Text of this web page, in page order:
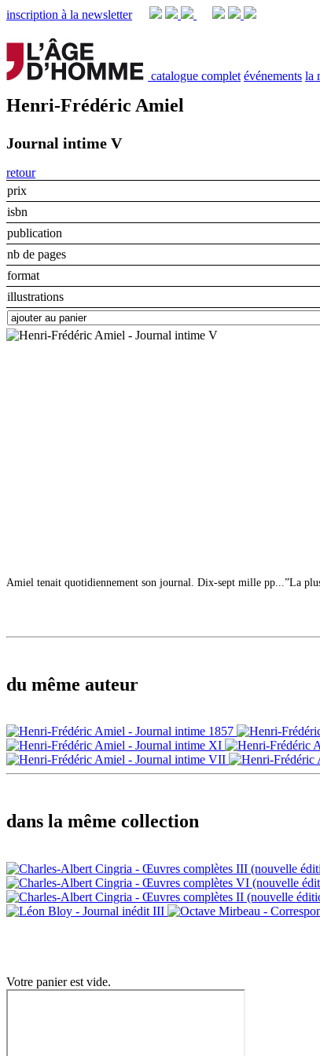
inscription à la newsletter
catalogue complet événements la
Henri-Frédéric Amiel
Journal intime V
retour
prix
isbn
publication
nb de pages
format
illustrations
Amiel tenait quotidiennement son journal. Dix-sept mille pp...”La
du même auteur
dans la même collection
Votre panier est vide.